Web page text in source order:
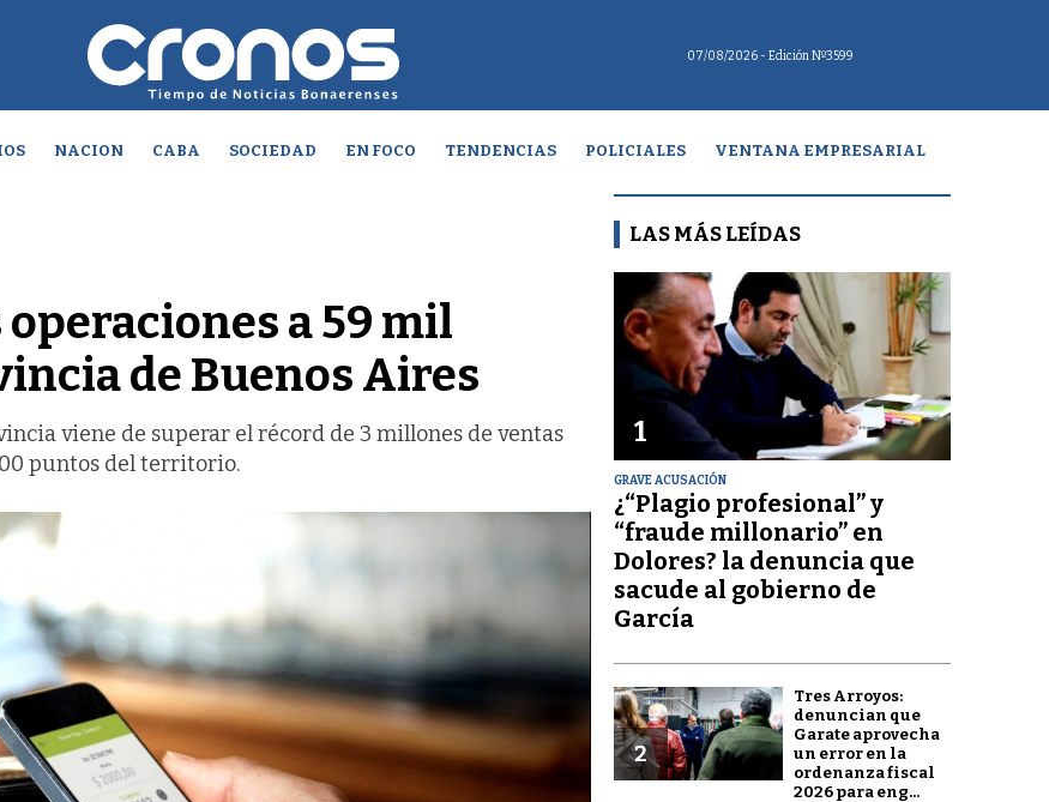
07/08/2026 - Edición Nº3599
NACION CABA SOCIEDAD EN FOCO TENDENCIAS POLICIALES VENTANA EMPRESARIAL
a 59 mil
de Buenos Aires
viene de superar el récord de 3 millones de ventas
puntos del territorio.
LAS MÁS LEÍDAS
1
GRAVE ACUSACIÓN
¿“Plagio profesional” y
“fraude millonario” en
Dolores? la denuncia que
sacude al gobierno de
García
2
Tres Arroyos:
denuncian que
Garate aprovecha
un error en la
ordenanza fiscal
2026 para eng...